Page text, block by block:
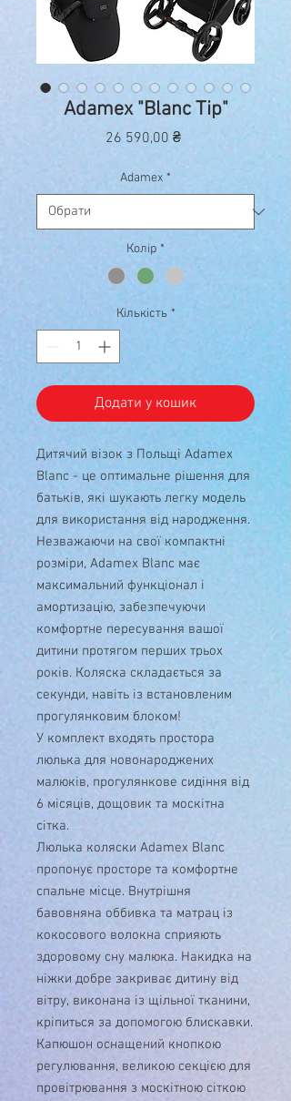
Adamex "Blanc Tip"
26 590,00 ₴Ціна
Adamex *
Колір *
Кількість *
Додати у кошик
Дитячий візок з Польщі Adamex
Blanc - це оптимальне рішення для
батьків, які шукають легку модель
для використання від народження.
Незважаючи на свої компактні
розміри, Adamex Blanc має
максимальний функціонал і
амортизацію, забезпечуючи
комфортне пересування вашої
дитини протягом перших трьох
років. Коляска складається за
секунди, навіть із встановленим
прогулянковим блоком!
У комплект входять простора
люлька для новонароджених
малюків, прогулянкове сидіння від
6 місяців, дощовик та москітна
сітка.
Люлька коляски Adamex Blanc
пропонує просторе та комфортне
спальне місце. Внутрішня
бавовняна оббивка та матрац із
кокосового волокна сприяють
здоровому сну малюка. Накидка на
ніжки добре закриває дитину від
вітру, виконана із щільної тканини,
кріпиться за допомогою блискавки.
Капюшон оснащений кнопкою
регулювання, великою секцією для
провітрювання з москітною сіткою